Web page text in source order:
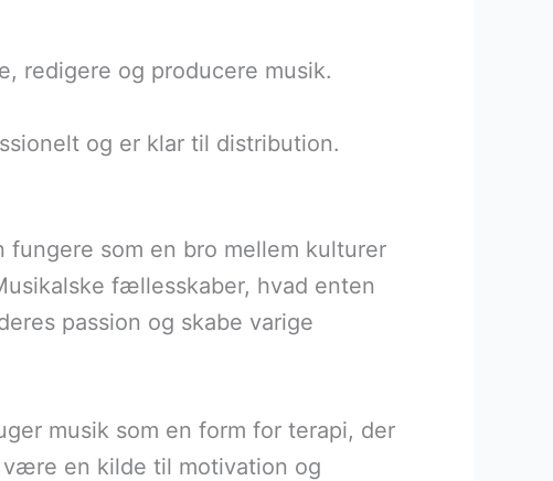
redigere og producere musik.
og er klar til distribution.
fungere som en bro mellem kulturer
fællesskaber, hvad enten
passion og skabe varige
musik som en form for terapi, der
en kilde til motivation og